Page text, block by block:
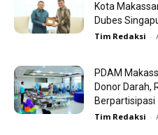
Kota
Dubes
Tim Redaksi -
PDAM
Donor Darah,
Berpartisipasi
Tim Redaksi -